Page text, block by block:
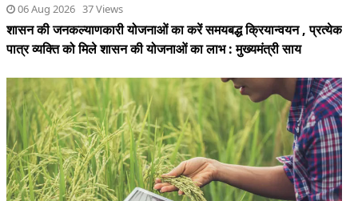
06 Aug 2026 15 Views
छत्तीसगढ़ में खरीफ फसलों का डिजिटल एक्स-रे, गड़बड़ी पर नपेंगे अफसर,
शत-प्रतिशत व पारदर्शी गिरदावरी के कड़े निर्देश